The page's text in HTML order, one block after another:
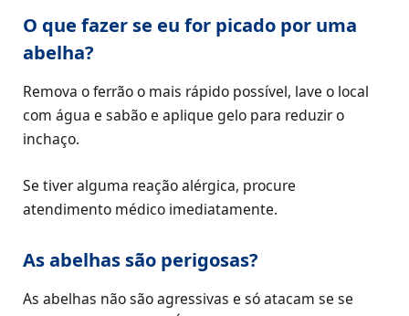
O que fazer se eu for picado por uma
abelha?
Remova o ferrão o mais rápido possível, lave o local
com água e sabão e aplique gelo para reduzir o
inchaço.
Se tiver alguma reação alérgica, procure
atendimento médico imediatamente.
As abelhas são perigosas?
As abelhas não são agressivas e só atacam se se